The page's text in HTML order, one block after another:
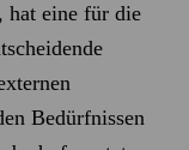
hat eine für die
Bedürfnissen